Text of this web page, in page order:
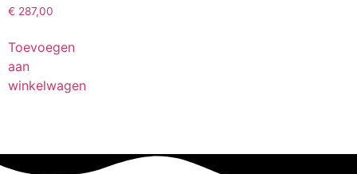
€ 287,00
Toevoegen
aan
winkelwagen